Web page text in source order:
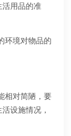
活用品的准
环境对物品的
相对简陋，要
设施情况，